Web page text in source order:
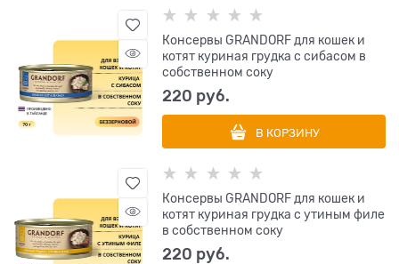
Консервы GRANDORF для кошек и
котят куриная грудка с сибасом в
собственном соку
220 руб.
В КОРЗИНУ
Консервы GRANDORF для кошек и
котят куриная грудка с утиным филе
в собственном соку
220 руб.